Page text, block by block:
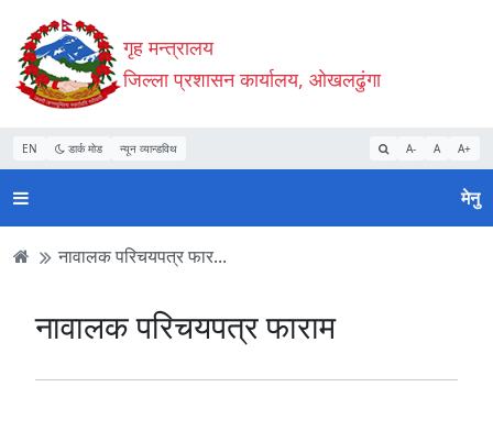
Accessibility
Mode
सुरु
गर्नुहोस्
सामाग्री
पढ्नुहाेस्
नेभिगेसन
पढ्नुहाेस्
वेबसाइट
खोजमा
जानुहोस्
गृह मन्त्रालय
जिल्ला प्रशासन कार्यालय, ओखलढुंगा
EN डार्क मोड न्यून व्यान्डविथ A- A A+
मेनु
नावालक परिचयपत्र फार...
नावालक परिचयपत्र फाराम